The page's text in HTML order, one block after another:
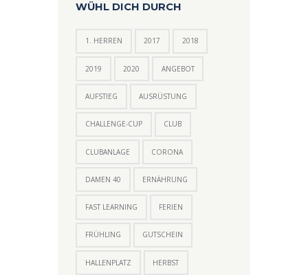
WÜHL DICH DURCH
1. HERREN 2017 2018
2019 2020 ANGEBOT
AUFSTIEG AUSRÜSTUNG
CHALLENGE-CUP CLUB
CLUBANLAGE CORONA
DAMEN 40 ERNÄHRUNG
FAST LEARNING FERIEN
FRÜHLING GUTSCHEIN
HALLENPLATZ HERBST